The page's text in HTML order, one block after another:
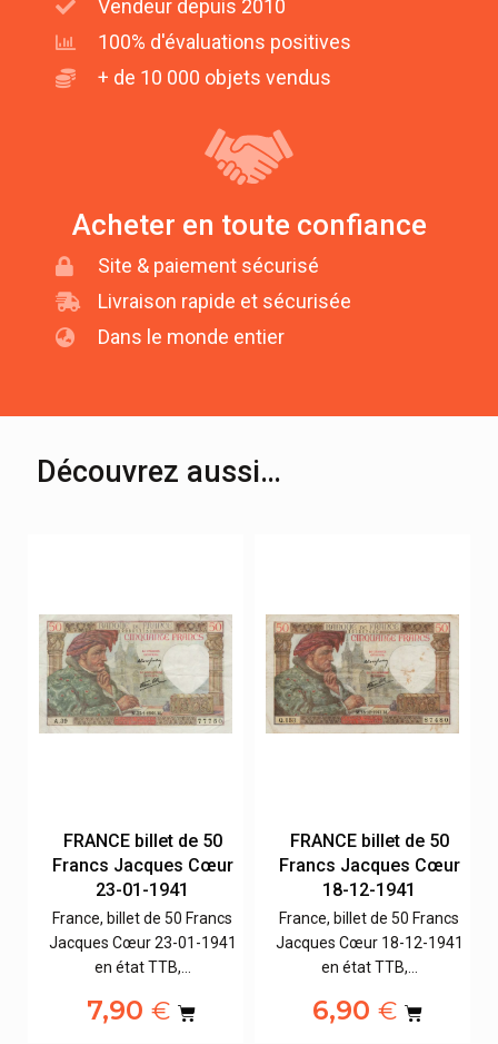
Vendeur depuis 2010
100% d'évaluations positives
+ de 10 000 objets vendus
Acheter en toute confiance
Site & paiement sécurisé
Livraison rapide et sécurisée
Dans le monde entier
Découvrez aussi…
FRANCE billet de 50
Francs Jacques Cœur
23-01-1941
France, billet de 50 Francs
Jacques Cœur 23-01-1941
en état TTB,…
7,90 €
FRANCE billet de 50
Francs Jacques Cœur
18-12-1941
France, billet de 50 Francs
Jacques Cœur 18-12-1941
en état TTB,…
6,90€